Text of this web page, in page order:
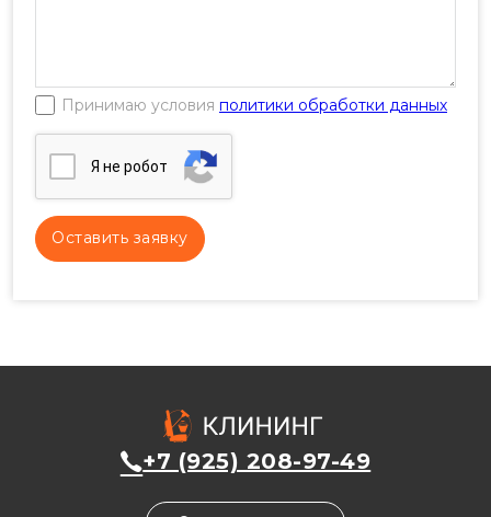
Принимаю условия политики обработки данных
Я нe poбoт
+7 (925) 208-97-49